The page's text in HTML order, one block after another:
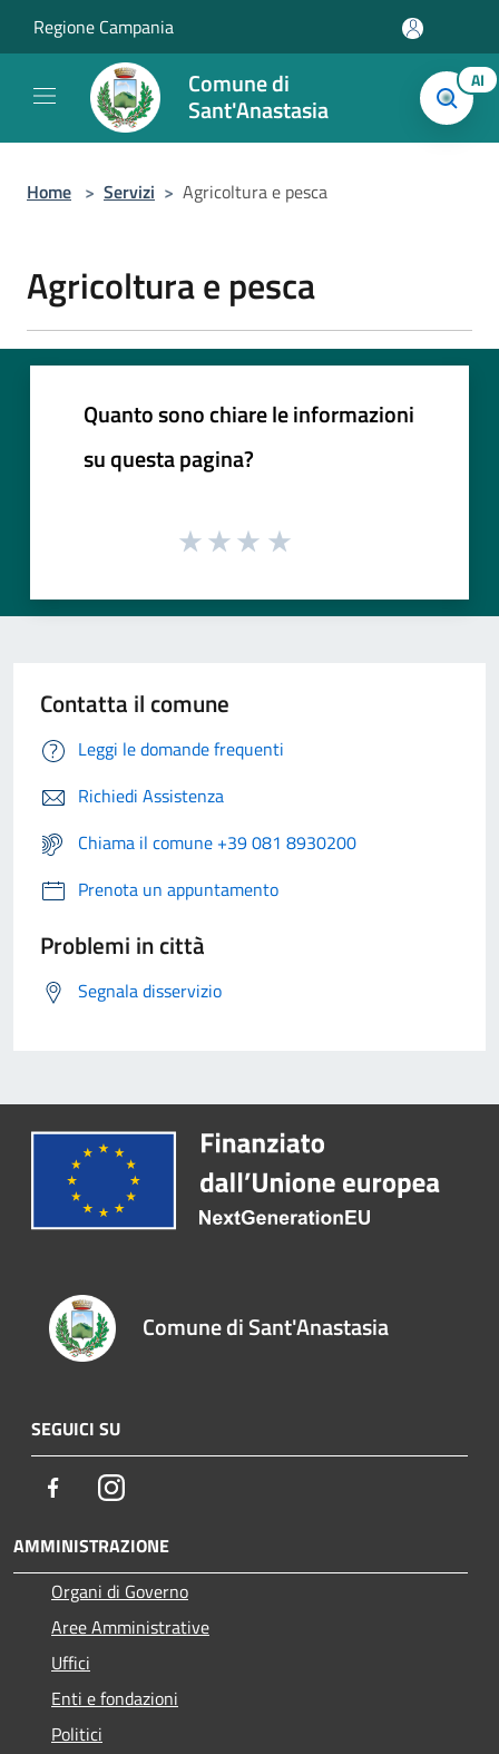
Regione Campania
Comune di
Sant'Anastasia
AI
Home > Servizi > Agricoltura e pesca
Agricoltura e pesca
Quanto sono chiare le informazioni
su questa pagina?
Contatta il comune
Leggi le domande frequenti
Richiedi Assistenza
Chiama il comune +39 081 8930200
Prenota un appuntamento
Problemi in città
Segnala disservizio
Comune di Sant'Anastasia
SEGUICI SU
FacebookInstagram
AMMINISTRAZIONE
Organi di Governo
Aree Amministrative
Uffici
Enti e fondazioni
Politici